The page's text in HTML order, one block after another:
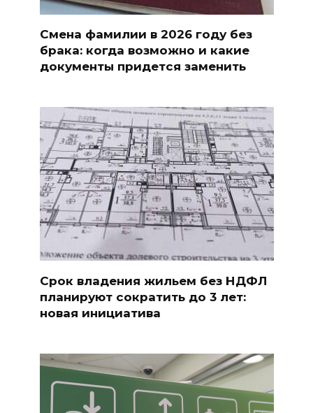
Смена фамилии в 2026 году без
брака: когда возможно и какие
документы придется заменить
Срок владения жильем без НДФЛ
планируют сократить до 3 лет:
новая инициатива